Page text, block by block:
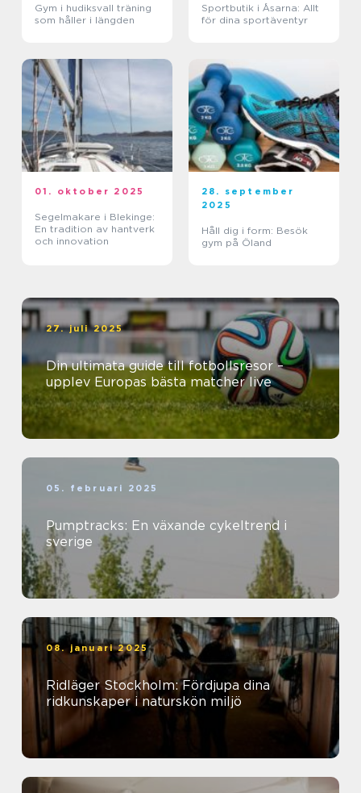
Gym i hudiksvall träning
som håller i längden
Sportbutik i Åsarna: Allt
för dina sportäventyr
01. oktober 2025
Segelmakare i Blekinge:
En tradition av hantverk
och innovation
28. september
2025
Håll dig i form: Besök
gym på Öland
27. juli 2025
Din ultimata guide till fotbollsresor –
upplev Europas bästa matcher live
05. februari 2025
Pumptracks: En växande cykeltrend i
sverige
08. januari 2025
Ridläger Stockholm: Fördjupa dina
ridkunskaper i naturskön miljö